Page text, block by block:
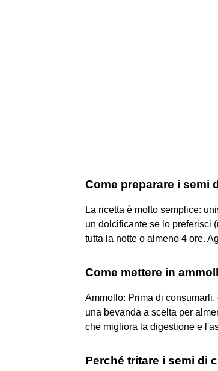
Come preparare i semi
La ricetta è molto semplice:
un dolcificante se lo preferisci
tutta la notte o almeno 4 ore.
Come mettere in
Ammollo: Prima di
una bevanda a scelta per
che migliora la digestione e
Perché tritare i semi di